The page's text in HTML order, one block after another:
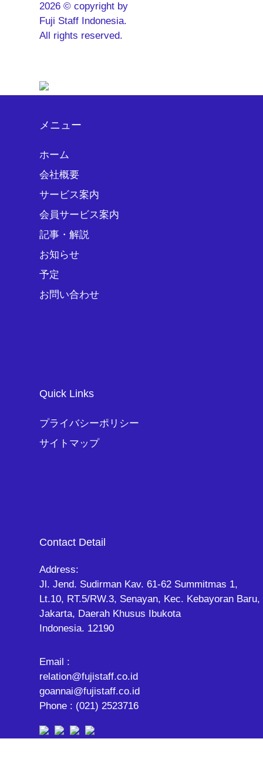
2026 © copyright by
Fuji Staff Indonesia.
All rights reserved.
メニュー
ホーム
会社概要
サービス案内
会員サービス案内
記事・解説
お知らせ
予定
お問い合わせ
Quick Links
プライバシーポリシー
サイトマップ
Contact Detail
Address:
Jl. Jend. Sudirman Kav. 61-62 Summitmas 1,
Lt.10, RT.5/RW.3, Senayan, Kec. Kebayoran Baru,
Jakarta, Daerah Khusus Ibukota
Indonesia. 12190
Email :
relation@fujistaff.co.id
goannai@fujistaff.co.id
Phone : (021) 2523716